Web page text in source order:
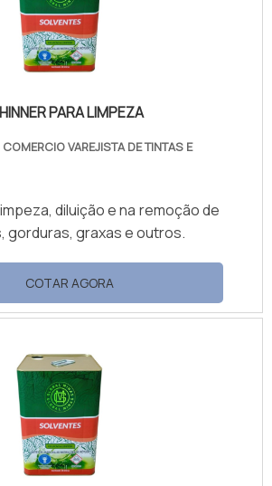
PARA LIMPEZA
VAREJISTA DE TINTAS E
diluição e na remoção de
gorduras, graxas e outros.
COTAR AGORA